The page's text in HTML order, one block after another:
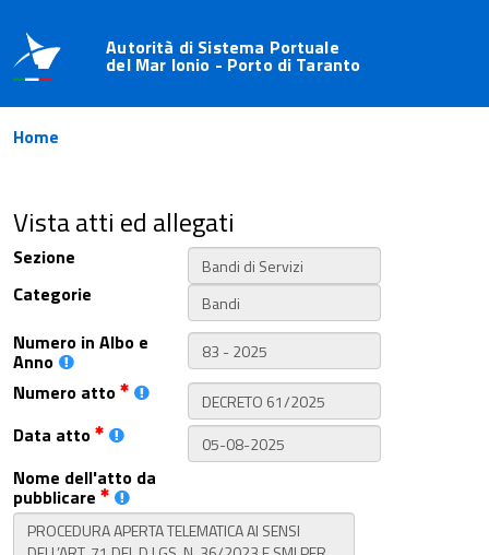
Autorità di Sistema Portuale
del Mar Ionio - Porto di Taranto
Home
Vista atti ed allegati
Sezione
Categorie
Numero in Albo e
Anno
Numero atto
Data atto
Nome dell'atto da
pubblicare